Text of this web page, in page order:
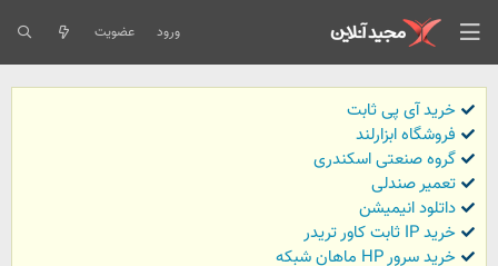
ورود عضویت
خرید آی پی ثابت
فروشگاه ابزارلند
گروه صنعتی اسکندری
تعمیر صندلی
داتلود انیمیشن
خرید IP ثابت کاور تریدر
خرید سرور HP ماهان شبکه